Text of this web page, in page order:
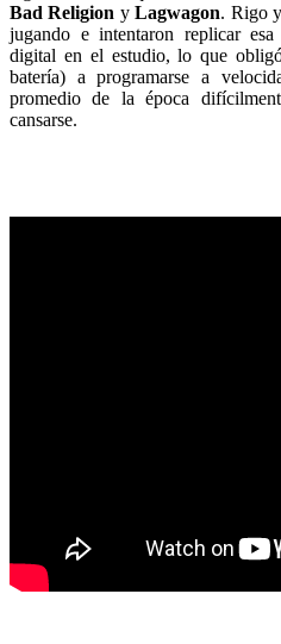
Bad Religion yLagwagon. Rigo
jugando e intentaron replicar esa
digital en el estudio, lo que
batería) a programarse a
promedio de la época
cansarse.